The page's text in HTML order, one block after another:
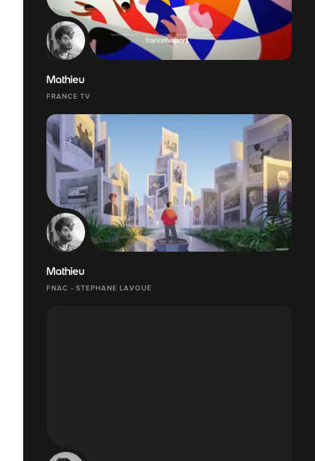
Mathieu
FRANCE TV
Mathieu
FNAC - STEPHANE LAVOUÉ